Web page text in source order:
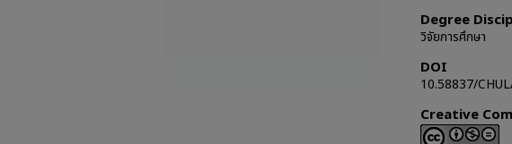
Degree
วิจัยการศึกษา
DOI
10.58837/
Creative